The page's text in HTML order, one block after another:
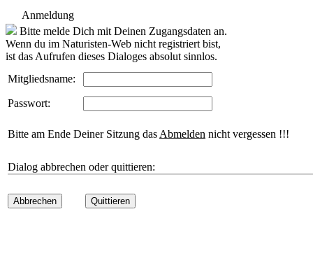
Anmeldung
Bitte melde Dich mit Deinen Zugangsdaten an.
Wenn du im Naturisten-Web nicht registriert bist,
ist das Aufrufen dieses Dialoges absolut sinnlos.
Mitgliedsname:
Passwort:
Bitte am Ende Deiner Sitzung das Abmelden nicht vergessen !!!
Dialog abbrechen oder quittieren:
Abbrechen Quittieren